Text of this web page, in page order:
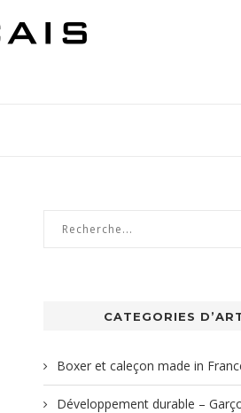
CATEGORIES
Boxer et caleçon made in
Développement durable –